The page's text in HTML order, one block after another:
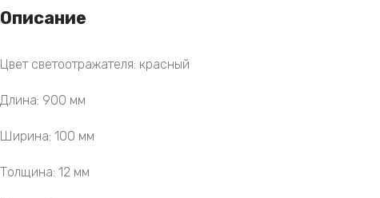
Описание
Цвет светоотражателя: красный
Длина: 900 мм
Ширина: 100 мм
Толщина: 12 мм